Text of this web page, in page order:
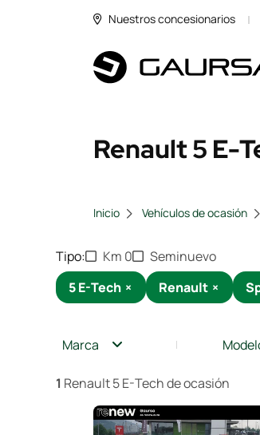
Nuestros concesionarios
Renault 5 E-
Inicio Vehículos de ocasión
Tipo Km 0
Seminuevo
5 E-Tech × Renault ×
Marca
1 Renault 5 E-Tech de ocasión